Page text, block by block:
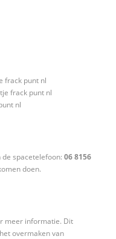
frack punt nl
frack punt nl
nl
de spacetelefoon: 06 8156
doen.
meer informatie. Dit
overmaken van